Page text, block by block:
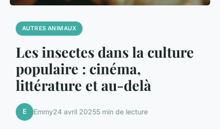
AUTRES ANIMAUX
Les insectes dans la culture
populaire : cinéma,
littérature et au-delà
E Emmy24 avril 20255 min de lecture